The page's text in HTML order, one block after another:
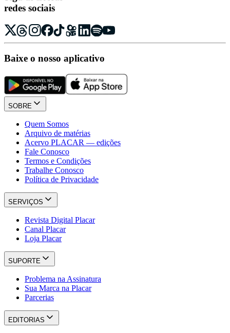
redes sociais
Baixe o nosso aplicativo
SOBRE
Quem Somos
Arquivo de matérias
Acervo PLACAR — edições
Fale Conosco
Termos e Condições
Trabalhe Conosco
Política de Privacidade
SERVIÇOS
Revista Digital Placar
Canal Placar
Loja Placar
SUPORTE
Problema na Assinatura
Sua Marca na Placar
Parcerias
EDITORIAS